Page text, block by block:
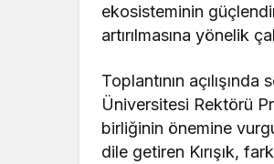
ekosisteminin
artırılmasına yönelik
Toplantının
Üniversitesi Rektörü
birliğinin önemine
dile getiren Kırışık,